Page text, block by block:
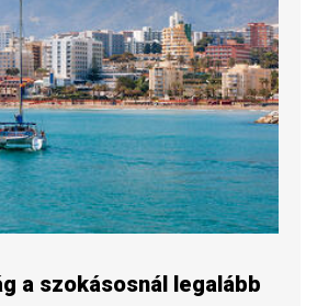
a szokásosnál legalább